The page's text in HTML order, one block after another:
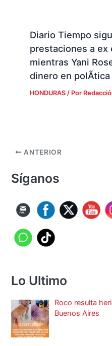
Diario Tiempo
prestaciones a ex
mientras Yani
dinero en polÃ­tica
HONDURAS/ Por
ANTERIOR
Síganos
Lo Ultimo
Roco resulta
Buenos Aires